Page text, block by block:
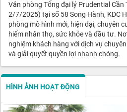
Văn phòng Tổng đại lý Prudential Cần
2/7/2025) tại số 58 Song Hành, KDC
phòng mô hình mới, hiện đại, chuyên
hiểm nhân thọ, sức khỏe và đầu tư.
nghiệm khách hàng với dịch vụ
và giải quyết quyền lợi nhanh chóng.
HÌNH ẢNH HOẠT ĐỘNG